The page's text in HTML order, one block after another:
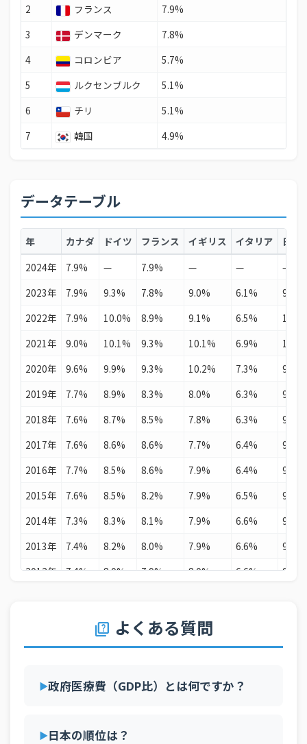
2
フランス
7.9%
3
デンマーク
7.8%
4
コロンビア
5.7%
5
ルクセンブルク
5.1%
6
チリ
5.1%
7
韓国 4.9%
データテーブル
年 カナダ ドイツ フランス イギリス イタリア
日本
2024年
7.9% — 7.9% — —
—
2023年
7.9% 9.3% 7.8% 9.0% 6.1%
9.1%
2022年
7.9% 10.0% 8.9% 9.1% 6.5%
2021年
9.0% 10.1% 9.3% 10.1% 6.9%
2020年
9.6% 9.9% 9.3% 10.2% 7.3%
9.8%
2019年
7.7% 8.9% 8.3% 8.0% 6.3%
9.2%
2018年
7.6% 8.7% 8.5% 7.8% 6.3%
9.0%
2017年
7.6% 8.6% 8.6% 7.7% 6.4%
9.0%
2016年
7.7% 8.5% 8.6% 7.9% 6.4%
9.0%
2015年
7.6% 8.5% 8.2% 7.9% 6.5%
9.0%
2014年
7.3% 8.3% 8.1% 7.9% 6.6%
9.0%
2013年
7.4% 8.2% 8.0% 7.9% 6.6%
9.0%
2012年
7.4% 8.0% 7.9% 8.0% 6.6%
9.0%
8.2% 7.8% 8.0%
2009年
7.5% 8.3% 8.0% 8.1% 7.0%
7.3%
quiz よくある質問
政府医療費（GDP比）とは何ですか？
日本の順位は？